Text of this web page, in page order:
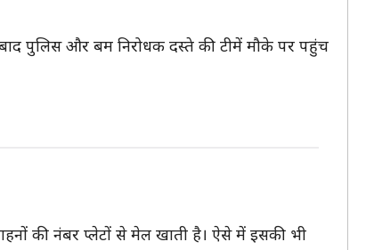
पुलिस और बम निरोधक दस्ते की टीमें मौके पर पहुंच
की नंबर प्लेटों से मेल खाती है। ऐसे में इसकी भी